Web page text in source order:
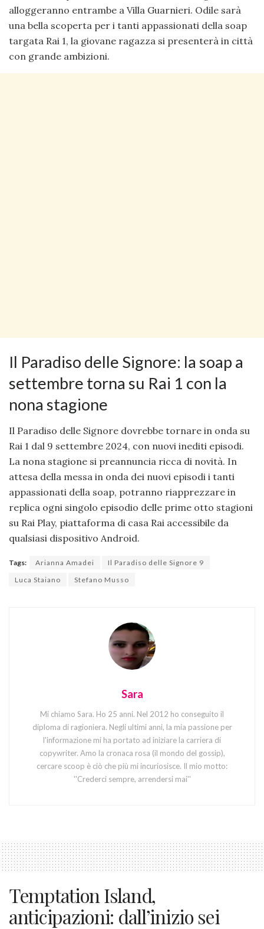
alloggeranno entrambe a Villa Guarnieri. Odile sarà
una bella scoperta per i tanti appassionati della soap
targata Rai 1, la giovane ragazza si presenterà in città
con grande ambizioni.
Il Paradiso delle Signore: la soap a
settembre torna su Rai 1 con la
nona stagione
Il Paradiso delle Signore dovrebbe tornare in onda su
Rai 1 dal 9 settembre 2024, con nuovi inediti episodi.
La nona stagione si preannuncia ricca di novità. In
attesa della messa in onda dei nuovi episodi i tanti
appassionati della soap, potranno riapprezzare in
replica ogni singolo episodio delle prime otto stagioni
su Rai Play, piattaforma di casa Rai accessibile da
qualsiasi dispositivo Android.
Tags: Arianna Amadei
Il Paradiso delle Signore 9
Luca Staiano
Stefano Musso
Sara
Mi chiamo Sara. Ho 25 anni. Nel 2012 ho conseguito il
diploma di ragioniera. Negli ultimi anni, la mia passione per
l'informazione mi ha portato ad iniziare la carriera di
copywriter. Amo la cronaca rosa (il mondo del gossip),
cercare scoop è ciò che più mi incuriosisce. Il mio motto:
''Crederci sempre, arrendersi mai''
Temptation Island,
anticipazioni: dall’inizio sei